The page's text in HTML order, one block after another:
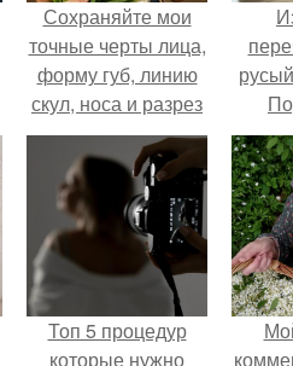
Сохраняйте мои
точные черты лица,
форму губ, линию
скул, носа и разрез
глаз.
Топ 5 процедур
которые нужно